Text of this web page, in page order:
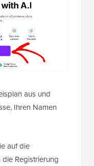
aus und
Ihren Namen
auf die
die Registrierung